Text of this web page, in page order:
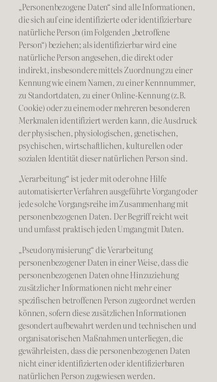
„Personenbezogene Daten“ sind alle Informationen,
die sich auf eine identifizierte oder identifizierbare
natürliche Person (im Folgenden „betroffene
Person“) beziehen; als identifizierbar wird eine
natürliche Person angesehen, die direkt oder
indirekt, insbesondere mittels Zuordnung zu einer
Kennung wie einem Namen, zu einer Kennnummer,
zu Standortdaten, zu einer Online-Kennung (z.B.
Cookie) oder zu einem oder mehreren besonderen
Merkmalen identifiziert werden kann, die Ausdruck
der physischen, physiologischen, genetischen,
psychischen, wirtschaftlichen, kulturellen oder
sozialen Identität dieser natürlichen Person sind.
„Verarbeitung“ ist jeder mit oder ohne Hilfe
automatisierter Verfahren ausgeführte Vorgang oder
jede solche Vorgangsreihe im Zusammenhang mit
personenbezogenen Daten. Der Begriff reicht weit
und umfasst praktisch jeden Umgang mit Daten.
„Pseudonymisierung“ die Verarbeitung
personenbezogener Daten in einer Weise, dass die
personenbezogenen Daten ohne Hinzuziehung
zusätzlicher Informationen nicht mehr einer
spezifischen betroffenen Person zugeordnet werden
können, sofern diese zusätzlichen Informationen
gesondert aufbewahrt werden und technischen und
organisatorischen Maßnahmen unterliegen, die
gewährleisten, dass die personenbezogenen Daten
nicht einer identifizierten oder identifizierbaren
natürlichen Person zugewiesen werden.